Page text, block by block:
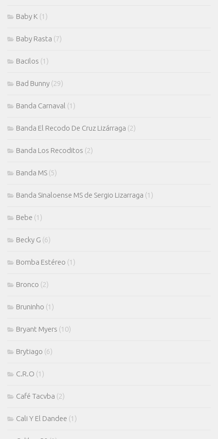
Baby K (1)
Baby Rasta (7)
Bacilos (1)
Bad Bunny (29)
Banda Carnaval (1)
Banda El Recodo De Cruz Lizárraga (2)
Banda Los Recoditos (2)
Banda MS (5)
Banda Sinaloense MS de Sergio Lizarraga (1)
Bebe (1)
Becky G (6)
Bomba Estéreo (1)
Bronco (2)
Bruninho (1)
Bryant Myers (10)
Brytiago (6)
C.R.O (1)
Café Tacvba (2)
Cali Y El Dandee (1)